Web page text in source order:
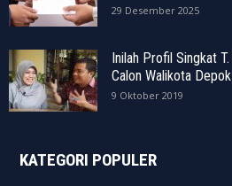
29 Desember 2025
Inilah Profil Singkat
Calon Walikota Depok
9 Oktober 2019
KATEGORI POPULER